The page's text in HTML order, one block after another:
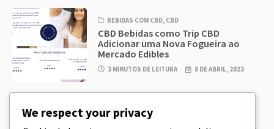
BEBIDAS COM CBD, CBD
CBD Bebidas como Trip CBD
Adicionar uma Nova Fogueira ao
Mercado Edibles
3 MINUTOS DE LEITURA 8 DE ABRIL, 2023
CBD EDIBLES
CBD Cookie Dough & Incrivelmente
We respect your privacy